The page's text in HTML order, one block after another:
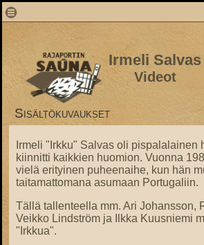
1
Irmeli Salvas
Videot
Sisältökuvaukset
Irmeli "Irkku" Salvas oli pispalalainen
kiinnitti kaikkien huomion. Vuonna
vielä erityinen puheenaihe, kun hän
taitamattomana asumaan Portugaliin.
Tällä tallenteella mm. Ari Johansson,
Veikko Lindström ja Ilkka Kuusniemi
"Irkkua".